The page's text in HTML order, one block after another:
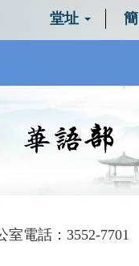
堂址 簡
室電話：3552-7701